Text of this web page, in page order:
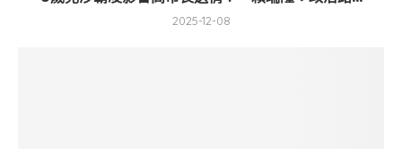
2025-12-08